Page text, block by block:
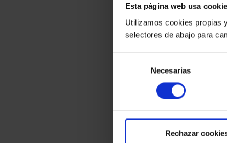
Esta página web usa
Utilizamos cookies propias
selectores de abajo para
consentimiento
Necesarias
Rechazar